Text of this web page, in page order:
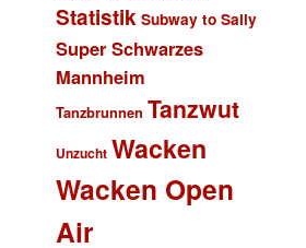
Statistik Subway to Sally
Super Schwarzes
Mannheim
Tanzbrunnen Tanzwut
Unzucht Wacken
Wacken Open
Air